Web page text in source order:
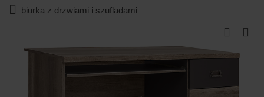
biurka z drzwiami i szufladami